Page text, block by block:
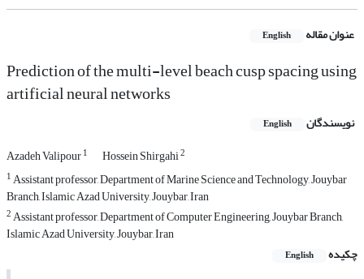
عنوان مقاله English
Prediction of the multi-level beach cusp spacing using
artificial neural networks
نویسندگان English
Azadeh Valipour1 Hossein Shirgahi2
1Assistant professor, Department of Marine Science and Technology, Jouybar
Branch, Islamic Azad University, Jouybar, Iran
2Assistant professor, Department of Computer Engineering, Jouybar Branch,
Islamic Azad University, Jouybar, Iran
چکیده
English